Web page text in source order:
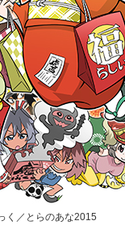
く／とらのあな2015